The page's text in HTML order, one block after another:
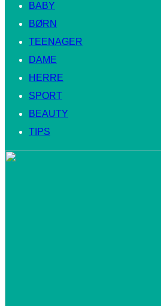
BABY
BØRN
TEENAGER
DAME
HERRE
SPORT
BEAUTY
TIPS